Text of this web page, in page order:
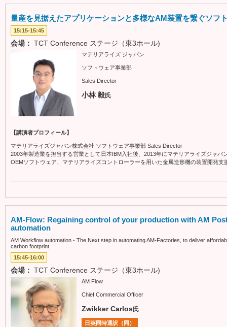
量産を見据えたアプリケーションと多様なAM装置を繋ぐソフ
15:15-15:45
会場： TCT Conference ステージ（東3ホール)
マテリアライズ ジャパン
ソフトウェア事業部
Sales Director
小林 毅氏
【講演者プロフィール】
マテリアライズジャパン株式会社 ソフトウェア事業部 Sales Director
2003年製造業を担当する営業として日本IBM入社後、2013年にマテリアライズジャパ
OEMソフトウェア、マテリアライズコントローラーを用いた金属造形機の装置開発支
AM-Flow: Regaining control of your production with AM
automation
AM Workflow automation - The Next step in automating AM-Factories, to deliver
carbon footprint
15:45-16:00
会場： TCT Conference ステージ（東3ホール)
AM Flow
Chief Commercial Officer
Zwikker Carlos 氏
日英同時通訳（同）